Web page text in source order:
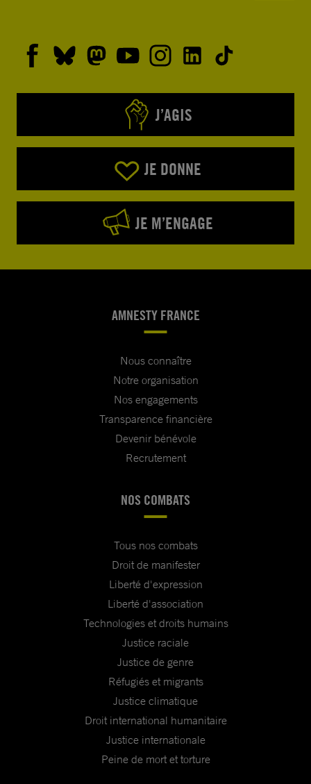
J’AGIS
JE DONNE
JE M’ENGAGE
AMNESTY FRANCE
Nous connaître
Notre organisation
Nos engagements
Transparence financière
Devenir bénévole
Recrutement
NOS COMBATS
Tous nos combats
Droit de manifester
Liberté d'expression
Liberté d'association
Technologies et droits humains
Justice raciale
Justice de genre
Réfugiés et migrants
Justice climatique
Droit international humanitaire
Justice internationale
Peine de mort et torture